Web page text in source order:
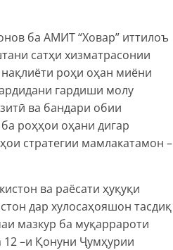
ба АМИТ “Ховар” иттилоъ
сатҳи хизматрасонии
роҳи оҳан миёни
гардиши молу
ва бандари обии
роҳҳои оҳани дигар
стратегии мамлакатамон –
ва раёсати ҳуқуқи
дар хулосаҳояшон тасдиқ
мазкур ба муқаррароти
12 –и Қонуни Ҷумҳурии